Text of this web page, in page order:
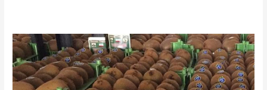
صادرات
کیوی